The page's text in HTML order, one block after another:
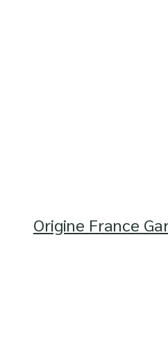
Origine France